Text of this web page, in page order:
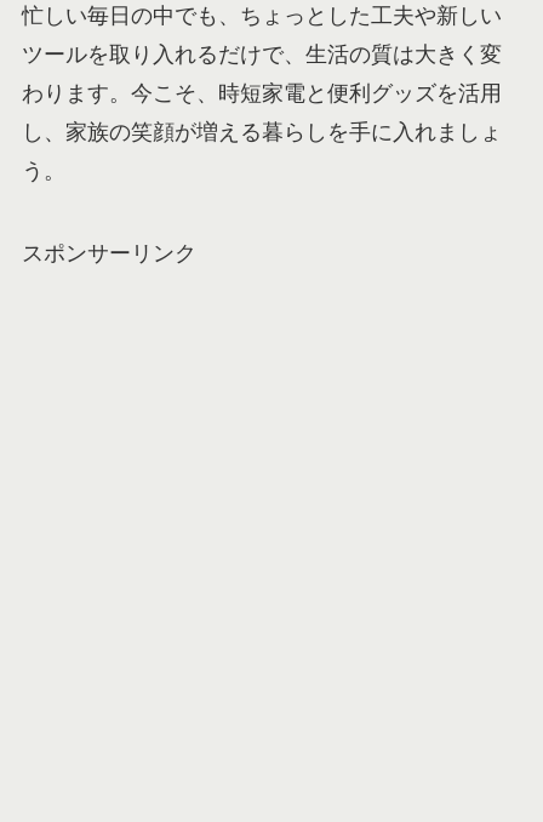
忙しい毎日の中でも、ちょっとした工夫や新しい
ツールを取り入れるだけで、生活の質は大きく変
わります。今こそ、時短家電と便利グッズを活用
し、家族の笑顔が増える暮らしを手に入れましょ
う。
スポンサーリンク